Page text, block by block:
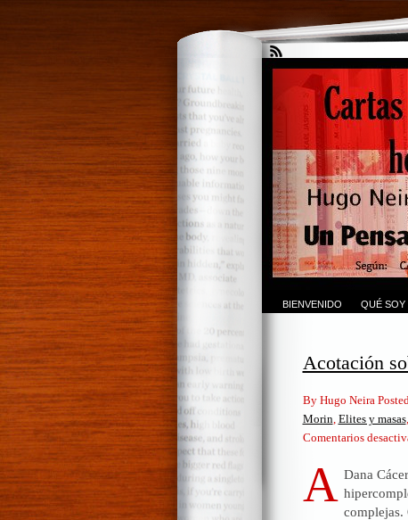
BIENVENIDO QUÉ SOY
Acotación
By Hugo Neira
Morin, Elites y masas,
Comentarios
A Dana
complejas.